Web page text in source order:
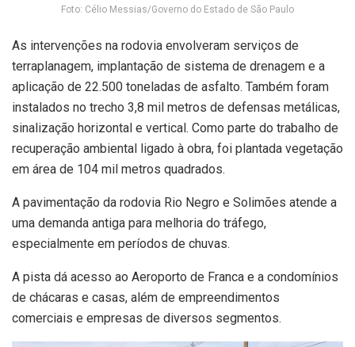
Foto: Célio Messias/Governo do Estado de São Paulo
As intervenções na rodovia envolveram serviços de
terraplanagem, implantação de sistema de drenagem e a
aplicação de 22.500 toneladas de asfalto. Também foram
instalados no trecho 3,8 mil metros de defensas metálicas,
sinalização horizontal e vertical. Como parte do trabalho de
recuperação ambiental ligado à obra, foi plantada vegetação
em área de 104 mil metros quadrados.
A pavimentação da rodovia Rio Negro e Solimões atende a
uma demanda antiga para melhoria do tráfego,
especialmente em períodos de chuvas.
A pista dá acesso ao Aeroporto de Franca e a condomínios
de chácaras e casas, além de empreendimentos
comerciais e empresas de diversos segmentos.